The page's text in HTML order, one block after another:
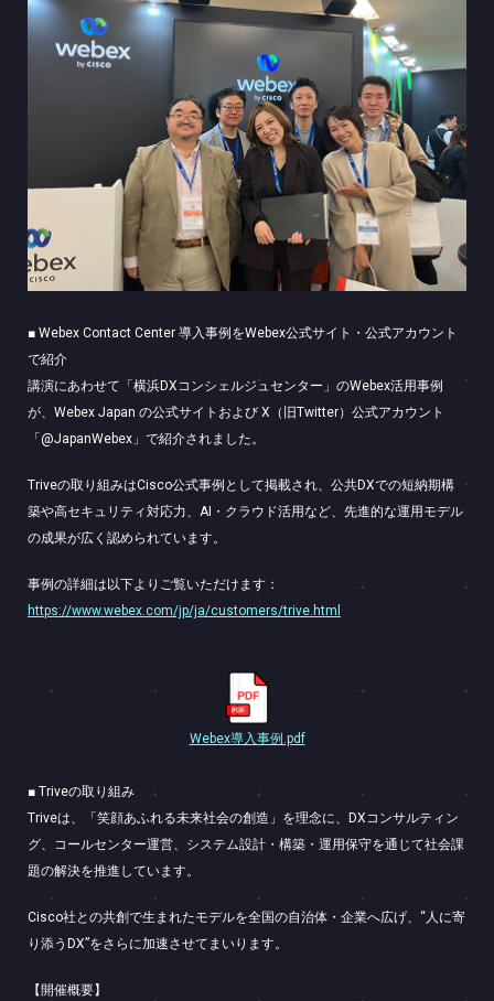
■ Webex Contact Center 導入事例をWebex公式サイト・公式アカウント
で紹介
講演にあわせて「横浜DXコンシェルジュセンター」のWebex活用事例
が、Webex Japan の公式サイトおよび X（旧Twitter）公式アカウント
「@JapanWebex」で紹介されました。
Triveの取り組みはCisco公式事例として掲載され、公共DXでの短納期構
築や高セキュリティ対応力、AI・クラウド活用など、先進的な運用モデル
の成果が広く認められています。
事例の詳細は以下よりご覧いただけます：
https://www.webex.com/jp/ja/customers/trive.html
Webex導入事例.pdf
■ Triveの取り組み
Triveは、「笑顔あふれる未来社会の創造」を理念に、DXコンサルティン
グ、コールセンター運営、システム設計・構築・運用保守を通じて社会課
題の解決を推進しています。
Cisco社との共創で生まれたモデルを全国の自治体・企業へ広げ、“人に寄
り添うDX”をさらに加速させてまいります。
【開催概要】